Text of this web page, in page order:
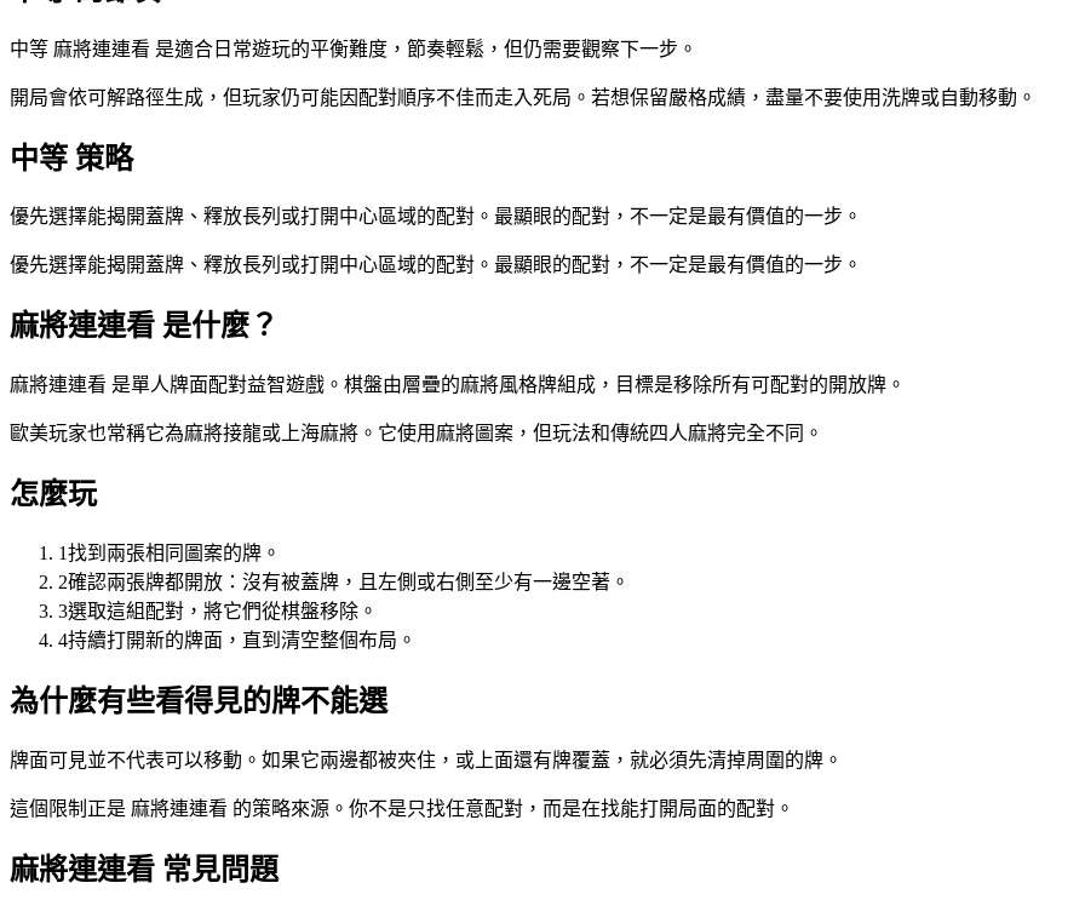
中等 麻將連連看 是適合日常遊玩的平衡難度，節奏輕鬆，但仍需要觀察下一步。
開局會依可解路徑生成，但玩家仍可能因配對順序不佳而走入死局。若想保留嚴格成績，盡量不要使用洗牌或自動移動。
中等 策略
優先選擇能揭開蓋牌、釋放長列或打開中心區域的配對。最顯眼的配對，不一定是最有價值的一步。
優先選擇能揭開蓋牌、釋放長列或打開中心區域的配對。最顯眼的配對，不一定是最有價值的一步。
麻將連連看 是什麼？
麻將連連看 是單人牌面配對益智遊戲。棋盤由層疊的麻將風格牌組成，目標是移除所有可配對的開放牌。
歐美玩家也常稱它為麻將接龍或上海麻將。它使用麻將圖案，但玩法和傳統四人麻將完全不同。
怎麼玩
1找到兩張相同圖案的牌。
2確認兩張牌都開放：沒有被蓋牌，且左側或右側至少有一邊空著。
3選取這組配對，將它們從棋盤移除。
4持續打開新的牌面，直到清空整個布局。
為什麼有些看得見的牌不能選
牌面可見並不代表可以移動。如果它兩邊都被夾住，或上面還有牌覆蓋，就必須先清掉周圍的牌。
這個限制正是 麻將連連看 的策略來源。你不是只找任意配對，而是在找能打開局面的配對。
麻將連連看 常見問題